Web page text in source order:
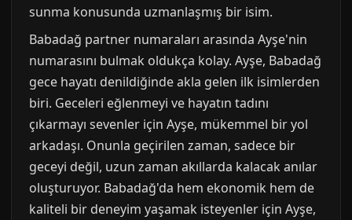
sunma konusunda uzmanlaşmış bir isim.
Babadağ partner numaraları arasında Ayşe'nin
numarasını bulmak oldukça kolay. Ayşe, Babadağ
gece hayatı denildiğinde akla gelen ilk isimlerden
biri. Geceleri eğlenmeyi ve hayatın tadını
çıkarmayı sevenler için Ayşe, mükemmel bir yol
arkadaşı. Onunla geçirilen zaman, sadece bir
geceyi değil, uzun zaman akıllarda kalacak anılar
oluşturuyor. Babadağ'da hem ekonomik hem de
kaliteli bir deneyim yaşamak isteyenler için Ayşe,